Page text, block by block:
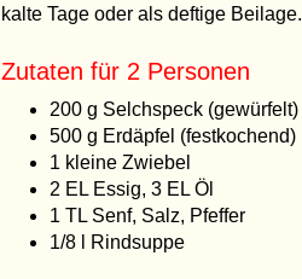
kalte Tage oder als deftige Beilage.
Zutaten für 2 Personen
200 g Selchspeck (gewürfelt)
500 g Erdäpfel (festkochend)
1 kleine Zwiebel
2 EL Essig, 3 EL Öl
1 TL Senf, Salz, Pfeffer
1/8 l Rindsuppe